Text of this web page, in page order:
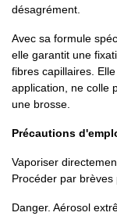
désagrément.
Avec sa formule
elle garantit une
fibres capillaires.
application, ne colle
une brosse.
Précautions
Vaporiser
Procéder par brèves
Danger. Aérosol